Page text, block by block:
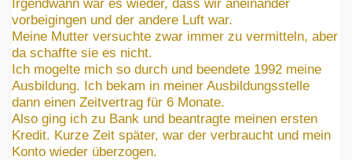
Irgendwann war es wieder, dass wir aneinander
vorbeigingen und der andere Luft war.
Meine Mutter versuchte zwar immer zu vermitteln, aber
da schaffte sie es nicht.
Ich mogelte mich so durch und beendete 1992 meine
Ausbildung. Ich bekam in meiner Ausbildungsstelle
dann einen Zeitvertrag für 6 Monate.
Also ging ich zu Bank und beantragte meinen ersten
Kredit. Kurze Zeit später, war der verbraucht und mein
Konto wieder überzogen.